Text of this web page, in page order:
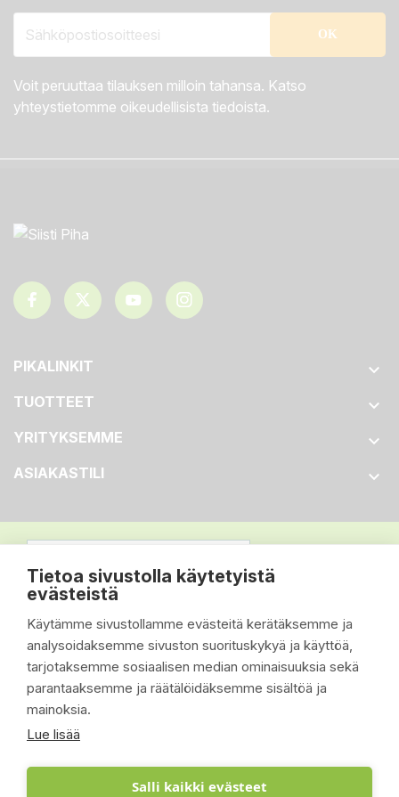
Tietoa sivustolla käytetyistä
evästeistä
Käytämme sivustollamme evästeitä kerätäksemme ja
analysoidaksemme sivuston suorituskykyä ja käyttöä,
tarjotaksemme sosiaalisen median ominaisuuksia sekä
parantaaksemme ja räätälöidäksemme sisältöä ja
mainoksia.
Lue lisää
Salli kaikki evästeet
Voit peruuttaa tilauksen milloin tahansa. Katso
yhteystietomme oikeudellisista tiedoista.
PIKALINKIT 
TUOTTEET 
YRITYKSEMME 
ASIAKASTILI 